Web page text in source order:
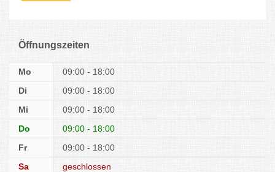
Öffnungszeiten
Mo
09:00 - 18:00
Di
09:00 - 18:00
Mi
09:00 - 18:00
Do
09:00 - 18:00
Fr
09:00 - 18:00
Sa
geschlossen